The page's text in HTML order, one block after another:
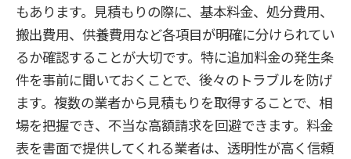
もあります。見積もりの際に、基本料金、処分費用、
搬出費用、供養費用など各項目が明確に分けられてい
るか確認することが大切です。特に追加料金の発生条
件を事前に聞いておくことで、後々のトラブルを防げ
ます。複数の業者から見積もりを取得することで、相
場を把握でき、不当な高額請求を回避できます。料金
表を書面で提供してくれる業者は、透明性が高く信頼